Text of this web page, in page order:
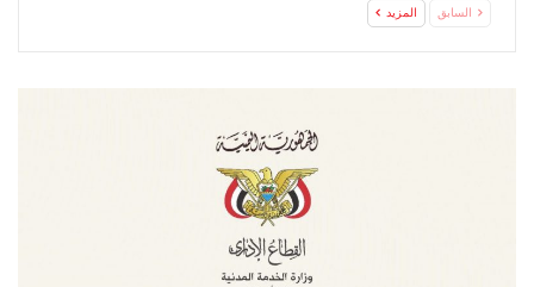
السابق المزيد